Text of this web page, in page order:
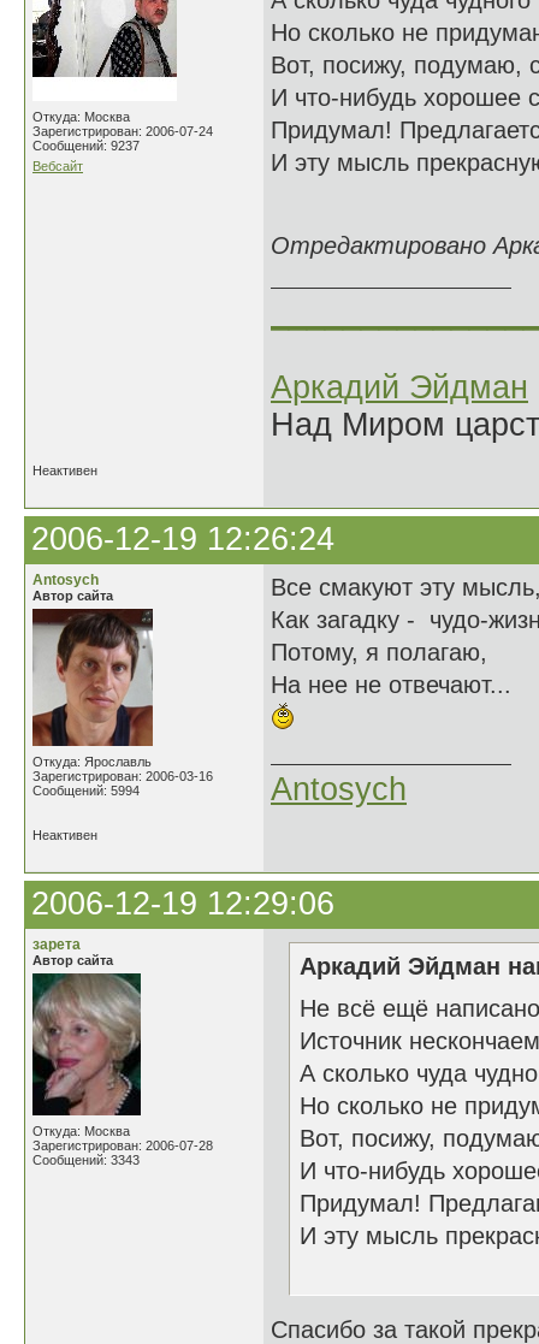
Откуда: Москва
Зарегистрирован: 2006-07-24
Сообщений: 9237
Вебсайт
Но сколько не
Вот, посижу, подумаю,
И что-нибудь хорошее
Придумал!
И эту мысль
Отредактировано
Аркадий Эйдман
Над Миром
Неактивен
2006-12-19 12:26:24
Antosych
Автор сайта
Откуда: Ярославль
Зарегистрирован: 2006-03-16
Сообщений: 5994
Все смакуют эту
Как загадку - чудо-
Потому, я полагаю,
На нее не отвечают...
Antosych
Неактивен
2006-12-19 12:29:06
зарета
Автор сайта
Откуда: Москва
Зарегистрирован: 2006-07-28
Сообщений: 3343
Аркадий Эйдман
Не всё ещё
Источник
А сколько чуда
Но сколько не
Вот, посижу,
И что-нибудь
Придумал!
И эту мысль
Спасибо за такой